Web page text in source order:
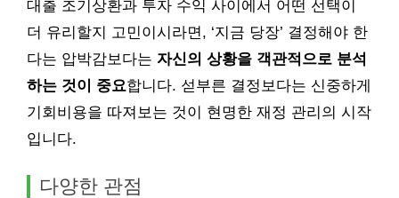
대출 조기상환과 투자 수익 사이에서 어떤 선택이
더 유리할지 고민이시라면, ‘지금 당장’ 결정해야 한
다는 압박감보다는 자신의 상황을 객관적으로 분석
하는 것이 중요합니다. 섣부른 결정보다는 신중하게
기회비용을 따져보는 것이 현명한 재정 관리의 시작
입니다.
다양한 관점